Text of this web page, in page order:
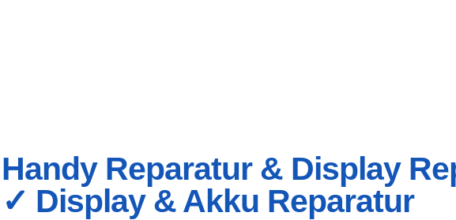
Handy Reparatur & Display
✓ Display & Akku Reparatur